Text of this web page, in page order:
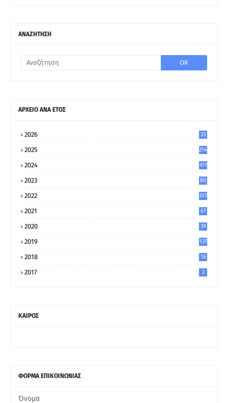
ΑΝΑΖΗΤΗΣΗ
ΑΡΧΕΙΟ ΑΝΑ ΕΤΟΣ
2026 33
2025 214
2024 411
2023
80
2022 611
2021
67
2020
39
2019 137
2018 16
2017 2
ΚΑΙΡΟΣ
ΦΟΡΜΑ ΕΠΙΚΟΙΝΩΝΙΑΣ
Όνομα